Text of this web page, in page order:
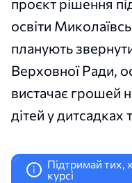
проєкт рішення
освіти
планують
Верховної Ради,
вистачає грошей
дітей у дитсадках
i
Підтримай тих,
курсі